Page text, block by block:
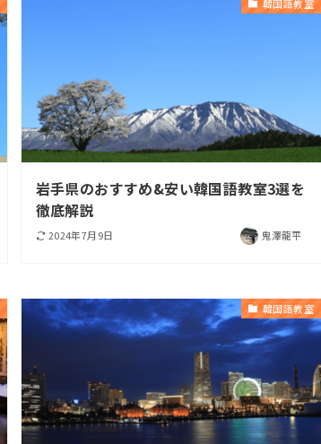
韓国語教室
岩手県のおすすめ&安い韓国語教室3選を
徹底解説
2024年7月9日 鬼澤龍平
韓国語教室